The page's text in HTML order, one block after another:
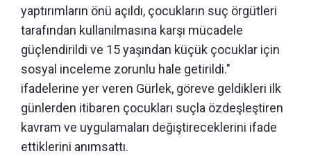
yaptırımların önü açıldı, çocukların suç örgütleri
tarafından kullanılmasına karşı mücadele
güçlendirildi ve 15 yaşından küçük çocuklar için
sosyal inceleme zorunlu hale getirildi."
ifadelerine yer veren Gürlek, göreve geldikleri ilk
günlerden itibaren çocukları suçla özdeşleştiren
kavram ve uygulamaları değiştireceklerini ifade
ettiklerini anımsattı.